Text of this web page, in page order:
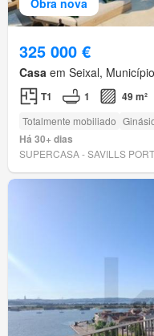
325 000 €
Casa em Seixal,
T1 1 49 m²
Totalmente mobiliado
Há 30+ dias
SUPERCASA - SAVILLS